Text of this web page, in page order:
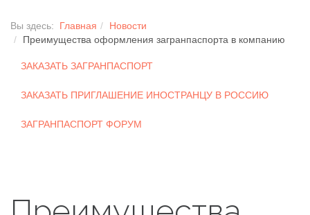
Вы здесь: Главная
Новости
Преимущества оформления загранпаспорта в компанию
ЗАКАЗАТЬ ЗАГРАНПАСПОРТ
ЗАКАЗАТЬ ПРИГЛАШЕНИЕ ИНОСТРАНЦУ В РОССИЮ
ЗАГРАНПАСПОРТ ФОРУМ